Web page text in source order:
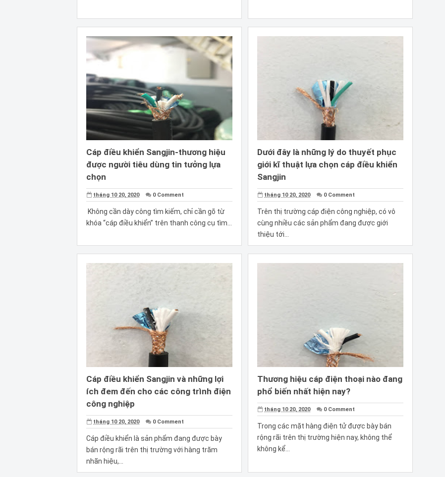
Cáp điều khiển Sangjin-thương hiệu
được người tiêu dùng tin tưởng lựa
chọn
tháng 10 20, 2020 0 Comment
Không cần dày công tìm kiếm, chỉ cần gõ từ
khóa “cáp điều khiển” trên thanh công cụ tìm...
Dưới đây là những lý do thuyết phục
giới kĩ thuật lựa chọn cáp điều khiển
Sangjin
tháng 10 20, 2020 0 Comment
Trên thị trường cáp điện công nghiệp, có vô
cùng nhiều các sản phẩm đang được giới
thiệu tới...
Cáp điều khiển Sangjin và những lợi
ích đem đến cho các công trình điện
công nghiệp
tháng 10 20, 2020 0 Comment
Cáp điều khiển là sản phẩm đang được bày
bán rộng rãi trên thị trường với hàng trăm
nhãn hiệu,...
Thương hiệu cáp điện thoại nào đang
phổ biến nhất hiện nay?
tháng 10 20, 2020 0 Comment
Trong các mặt hàng điện tử được bày bán
rộng rãi trên thị trường hiện nay, không thể
không kể...